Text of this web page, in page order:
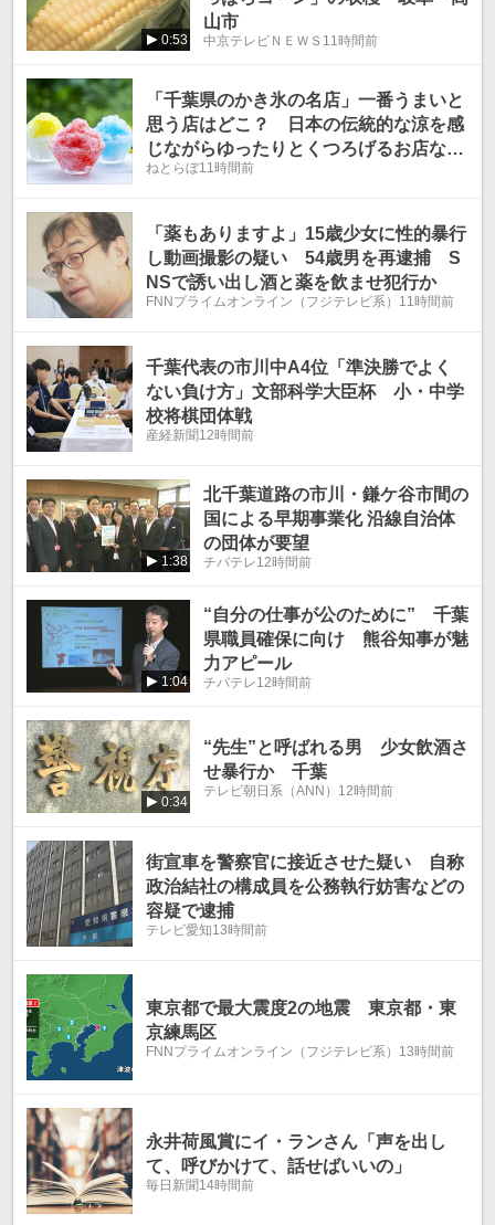
0:53
山市
中京テレビＮＥＷＳ 11時間前
「千葉県のかき氷の名店」一番うまいと
思う店はどこ？ 日本の伝統的な涼を感
じながらゆったりとくつろげるお店など
を紹介！
ねとらぼ11時間前
「薬もありますよ」15歳少女に性的暴行
し動画撮影の疑い 54歳男を再逮捕 S
NSで誘い出し酒と薬を飲ませ犯行か
FNNプライムオンライン（フジテレビ系） 11時間前
千葉代表の市川中A4位「準決勝でよく
ない負け方」文部科学大臣杯 小・中学
校将棋団体戦
産経新聞12時間前
1:38
北千葉道路の市川・鎌ケ谷市間の
国による早期事業化 沿線自治体
の団体が要望
チバテレ12時間前
1:04
“自分の仕事が公のために” 千葉
県職員確保に向け 熊谷知事が魅
力アピール
チバテレ12時間前
0:34
“先生”と呼ばれる男 少女飲酒さ
せ暴行か 千葉
テレビ朝日系（ANN） 12時間前
街宣車を警察官に接近させた疑い 自称
政治結社の構成員を公務執行妨害などの
容疑で逮捕
テレビ愛知13時間前
東京都で最大震度2の地震 東京都・東
京練馬区
FNNプライムオンライン（フジテレビ系） 13時間前
永井荷風賞にイ・ランさん「声を出し
て、呼びかけて、話せばいいの」
毎日新聞14時間前